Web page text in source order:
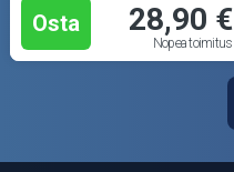
Osta 28,90 €
Nopea toimitus